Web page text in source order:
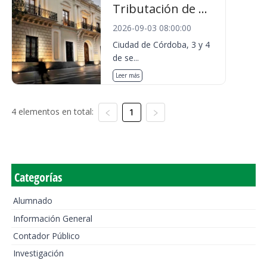
Tributación de ...
2026-09-03 08:00:00
Ciudad de Córdoba, 3 y 4
de se...
Leer más
4 elementos en total: 1
Categorías
Alumnado
Información General
Contador Público
Investigación